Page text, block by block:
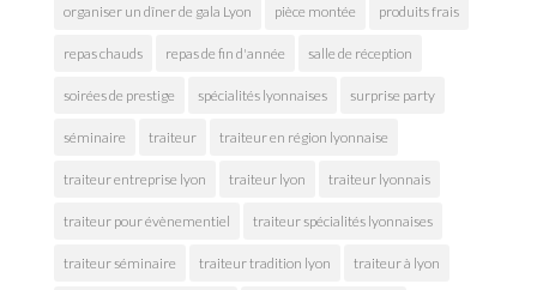
organiser un dîner de gala Lyon pièce montée produits frais
repas chauds repas de fin d'année salle de réception
soirées de prestige spécialités lyonnaises surprise party
séminaire traiteur traiteur en région lyonnaise
traiteur entreprise lyon traiteur lyon traiteur lyonnais
traiteur pour évènementiel traiteur spécialités lyonnaises
traiteur séminaire traiteur tradition lyon traiteur à lyon